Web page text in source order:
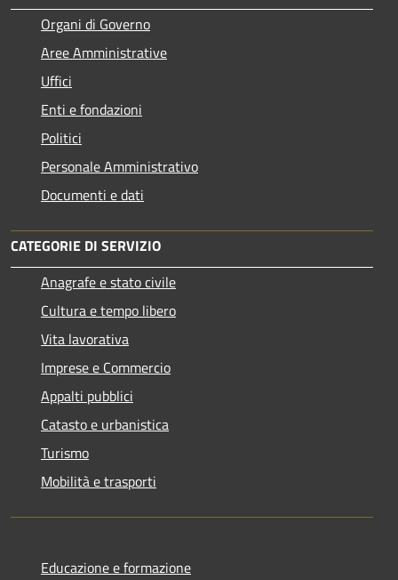
Organi di Governo
Aree Amministrative
Uffici
Enti e fondazioni
Politici
Personale Amministrativo
Documenti e dati
CATEGORIE DI SERVIZIO
Anagrafe e stato civile
Cultura e tempo libero
Vita lavorativa
Imprese e Commercio
Appalti pubblici
Catasto e urbanistica
Turismo
Mobilità e trasporti
Educazione e formazione